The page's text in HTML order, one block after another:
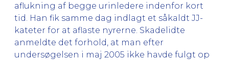
aflukning af begge urinledere indenfor kort
tid. Han fik samme dag indlagt et såkaldt JJ-
kateter for at aflaste nyrerne. Skadelidte
anmeldte det forhold, at man efter
undersøgelsen i maj 2005 ikke havde fulgt op